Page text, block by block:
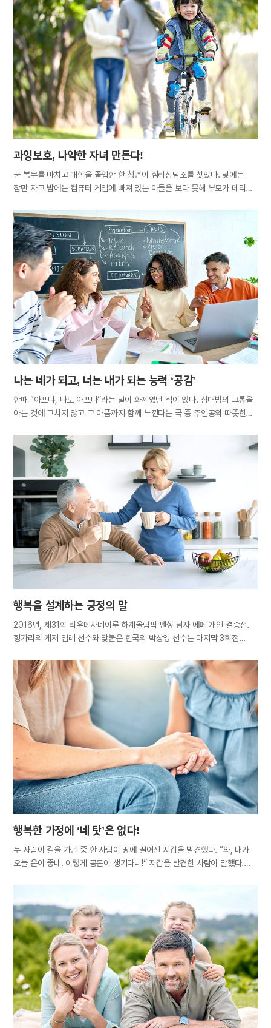
경험이 풍부한 노인도 완벽한 존재는 아니기에 끊임없이 시행착오를 겪는다.
중요한 것은 과실을 범했을 때 긍정적인 방향으로 대처해나가는 태도다.
부주의한 말과 행동으로 다른 사람에게 피해를 끼쳤다면 보상이 뒤따라야
함은 당연지사. 타인에게 피해를 입힌 상황에서 할 수 있는 최고의 보상은
바로, ‘사과’다. 미국의 버락 오바마 대통령은 ‘책임의 시대에는 실수를 하지
않는 것이 미덕이 아니라, 실수를 깨끗이 인정하고 다시는 실수하지 않도록
주의하는 것이 미덕’이라고 했다. 일본의 대표적인 기업인 마쓰시타
고노스케는 ‘세상에는 사과하지 않고 넘어갈 수 있는 일이나 사과하지 않아도
괜찮은…
과잉보호, 나약한 자녀 만든다!
군 복무를 마치고 대학을 졸업한 한 청년이 심리상담소를 찾았다. 낮에는
잠만 자고 밤에는 컴퓨터 게임에 빠져 있는 아들을 보다 못해 부모가 데리고
아들에게 삶의 의욕이라고는 없었다. 상담을 통해 그 원인을 살펴보니
부모의 지나친 관심과 간섭을 받으며 살아온 것이 가장 큰 문제였다.
외동아들인 그는 어릴 때부터 엄마가 철저히 짜 놓은 시스템하에, 필요한
것은 요구하기도 전에 얻었고, 친구까지 엄마의 기준에 맞춰 사귀어야 했다.
스스로 선택할 기회도, 역경을 헤쳐나간 경험도 없기에 성인이 되어도
여전히 부모를 의존하며 무기력한 삶을 사는 것이었다. 관심과 사랑으로
착각한 양육 방식, 귀하다고 사사건건 도와주고 무조건 두둔하며 자식을
곱게 키운 대가다. 아이에 대한 안쓰러운 마음과, 목숨을 주어도 아깝지 않을
지극한 사랑은 부모로서 당연한 것이지만, 그것이 지나치면 문제가 불거지게
된다. 온실 속…
나는 네가 되고, 너는 내가 되는 능력 ‘공감’
한때 “아프냐, 나도 아프다”라는 말이 화제였던 적이 있다. 상대방의 고통을
아는 것에 그치지 않고 그 아픔까지 함께 느낀다는 극 중 주인공의 따뜻한
허풍이 아니다. 사람들은 다른 사람이 주사를 맞거나 넘어져 무릎이 까지면
마치 자신이 아픈 것처럼 저절로 인상을 찡그리곤 한다. 비단 고통뿐 아니라
웃음, 하품, 가려움도 전염된다. 상대방의 감정이 나의 감정인 듯 느껴지는
이유는 무엇일까? 바로 공감능력 때문이다. 공감이란 ‘남의 감정, 의견, 주장
등에 대하여 자기도 그렇다고 느낌. 또는 그렇게 느끼는 기분’을 말한다.
한마디로 ‘이심전심(以心傳心)’이라는 뜻이다. 공감능력은 우리 뇌 속에
있는 거울신경세포(mirror neuron)에서 발현된다. 거울신경세포는 다른
사람의 행동을 보기만 해도 자신이 그 행동을 직접 할 때와 똑같이 반응하는
세포로, 타인의 행동을 따라 하거나 감정을 이입하게 한다. 즉, 타인과의
장벽을…
행복을 설계하는 긍정의 말
2016년, 제31회 리우데자네이루 하계올림픽 펜싱 남자 에페 개인 결승전.
헝가리의 게저 임레 선수와 맞붙은 한국의 박상영 선수는 마지막 3회전
잃으면서 매치포인트(운동 경기에서 승패를 결정짓는 최후의 1점)에 몰린
상황. 경기는 그의 패배나 다름없었다. 그러나 그는 한 점 한 점 추격하며
연속 4점을 얻어 14대 14로 동점을 만들어냈다. 그리고 마지막 결승점까지
따내며 기적처럼 승리를 거머쥐었다. 보고도 믿을 수 없는 대역전극이었다.
명승부를 연출해낸 결정적인 에너지는 그가 입으로 되뇐 “할 수 있다. 할 수
있다”라는 말이었다. 그가 만약 “난 못 해. 경기는 끝났어”라고 말했다면
결과는 어떻게 되었을까? 어린 시절 학교에서 문제아로 낙인찍힌 아이가
있었다. 학교 수업에 적응하지 못하던 그 아이는 결국 퇴학을 당했다. 하지만
그는 훗날 천여 개의 특허를 출원했고, 위대한 발명가로…
행복한 가정에 ‘네 탓’은 없다!
두 사람이 길을 가던 중 한 사람이 땅에 떨어진 지갑을 발견했다. “와, 내가
오늘 운이 좋네. 이렇게 공돈이 생기다니!” 지갑을 발견한 사람이 말했다.
훔쳐간 사람이 너로구나.” 지갑을 발견한 사람은 억울하다는 듯 말했다.
“지갑이 땅에 떨어져 있어서 주운 것뿐이에요. 그리고 저 혼자 가지려 했던
게 아니라 이 친구와 반씩 나누려고 했어요.” 그러자 옆에 있던 사람이
잡아떼며 말했다. “그러니까 처음부터 주인을 찾아주자고 했으면 좋았잖아!”
‘잘되면 내 덕, 못되면 네 탓’이라 했던가. 일이 뜻대로 되지 않거나 결과가
좋지 않으면 너도나도 서로에게 떠넘기는 모습을 우리는 흔히 접하곤 한다.
국가라는 큰 테두리 안에서 국민은 정치인들을 탓하고, 여당은 야당을,
야당은 여당을 탓하며, 직장 내에서는 ‘누구 때문에…